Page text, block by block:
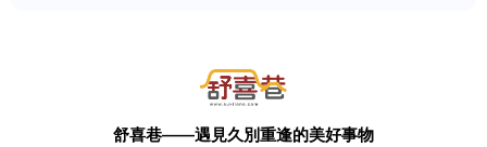
舒喜巷——遇見久別重逢的美好事物